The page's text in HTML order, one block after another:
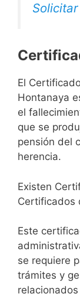
El
Hontanaya
el
que se
pensión del
herencia.
Existen
Certificados
Este
se requiere
trámites y